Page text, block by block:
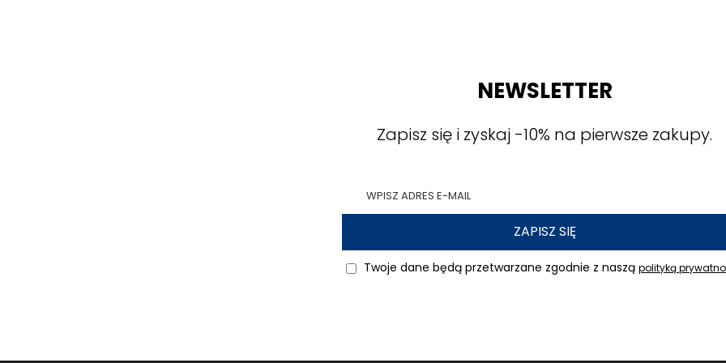
NEWSLETTER
Zapisz się i zyskaj -10% na pierwsze zakupy.
ZAPISZ SIĘ
Twoje dane będą przetwarzane zgodnie z naszą polityką